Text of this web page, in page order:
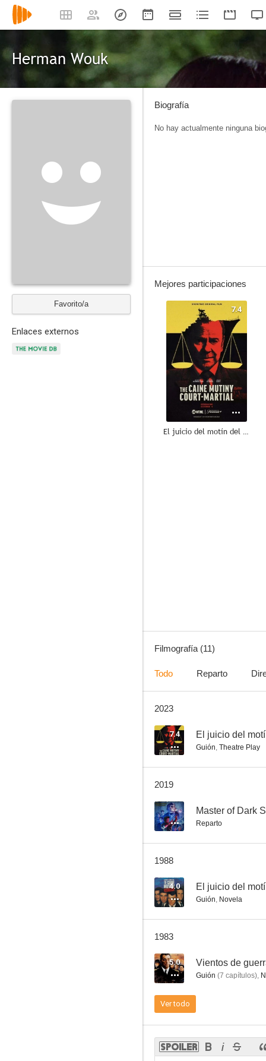
Herman Wouk
Favorito/a
Enlaces externos
Biografía
No hay actualmente ninguna
Mejores participaciones
7.4
El juicio del motín del Caine
--
Filmografía (11)
Todo Reparto
2023
7.4 El juicio del
Guión, Theatre Play
2019
-- Master of Dark
Reparto
1988
4.0 El juicio del
Guión, Novela
1983
5.0 Vientos de
Guión (7 capítulos),
Ver todo